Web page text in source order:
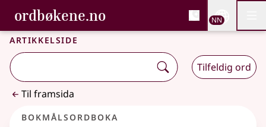
Gå til hovudinnhald
Tilgjenge
ordbøkene.no, Bokmålsordboka og
Bokmålsordboka og Nynorskordboka
NN
Artikkelside
Tilfeldig ord
Til framsida
Bokmålsordboka